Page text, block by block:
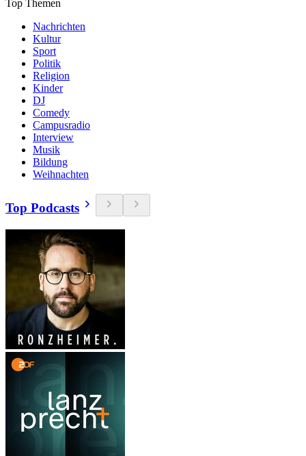
Top Themen
Nachrichten
Kultur
Sport
Politik
Religion
Kinder
DJ
Comedy
Campusradio
Interview
Musik
Bildung
Weihnachten
Top Podcasts